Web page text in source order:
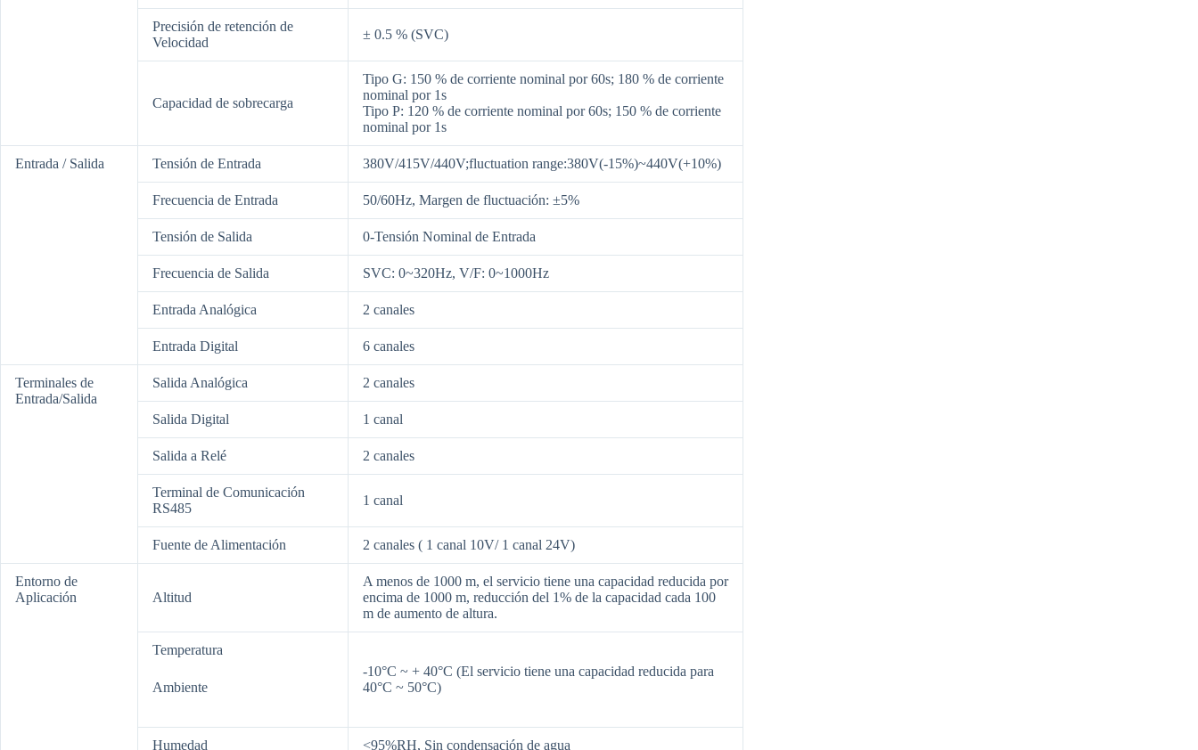
Precisión de retención de
Velocidad
± 0.5 % (SVC)
Capacidad de sobrecarga
Tipo G: 150 % de corriente nominal por 60s; 180 % de corriente
nominal por 1s
Tipo P: 120 % de corriente nominal por 60s; 150 % de corriente
nominal por 1s
Entrada / Salida Tensión de Entrada 380V/415V/440V;fluctuation range:380V(-15%)~440V(+10%)
Frecuencia de Entrada 50/60Hz, Margen de fluctuación: ±5%
Tensión de Salida 0-Tensión Nominal de Entrada
Frecuencia de Salida SVC: 0~320Hz, V/F: 0~1000Hz
Entrada Analógica 2 canales
Entrada Digital 6 canales
Terminales de
Entrada/Salida
Salida Analógica 2 canales
Salida Digital 1 canal
Salida a Relé 2 canales
Terminal de Comunicación
RS485
1 canal
Fuente de Alimentación 2 canales ( 1 canal 10V/ 1 canal 24V)
Entorno de
Aplicación
Altitud
A menos de 1000 m, el servicio tiene una capacidad reducida por
encima de 1000 m, reducción del 1% de la capacidad cada 100
m de aumento de altura.
Temperatura
Ambiente
-10°C ~ + 40°C (El servicio tiene una capacidad reducida para
40°C ~ 50°C)
Humedad <95%RH, Sin condensación de agua